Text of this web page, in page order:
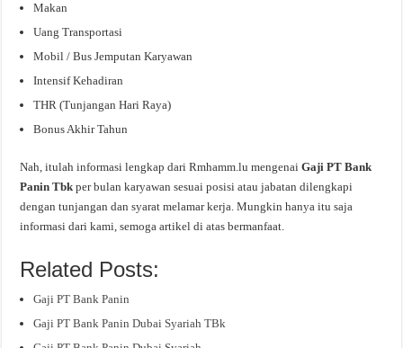
Makan
Uang Transportasi
Mobil / Bus Jemputan Karyawan
Intensif Kehadiran
THR (Tunjangan Hari Raya)
Bonus Akhir Tahun
Nah, itulah informasi lengkap dari Rmhamm.lu mengenaiGaji PT Bank
Panin Tbkper bulan karyawan sesuai posisi atau jabatan dilengkapi
dengan tunjangan dan syarat melamar kerja. Mungkin hanya itu saja
informasi dari kami, semoga artikel di atas bermanfaat.
Related Posts:
Gaji PT Bank Panin
Gaji PT Bank Panin Dubai Syariah TBk